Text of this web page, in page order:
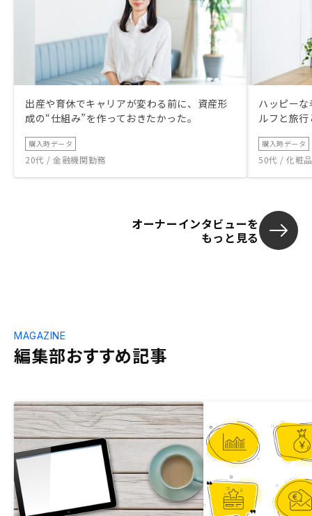
出産や育休でキャリアが変わる前に、資産形
成の“仕組み”を作っておきたかった。
購入時データ
20代 / 金融機関勤務
ハッピー
ルフと旅
購入時データ
50代 / 化粧
オーナーインタビューを
もっと見る
編集部おすすめ記事
MAGAZINE